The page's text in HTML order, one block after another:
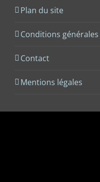
Plan du site
Conditions
Contact
Mentions légales